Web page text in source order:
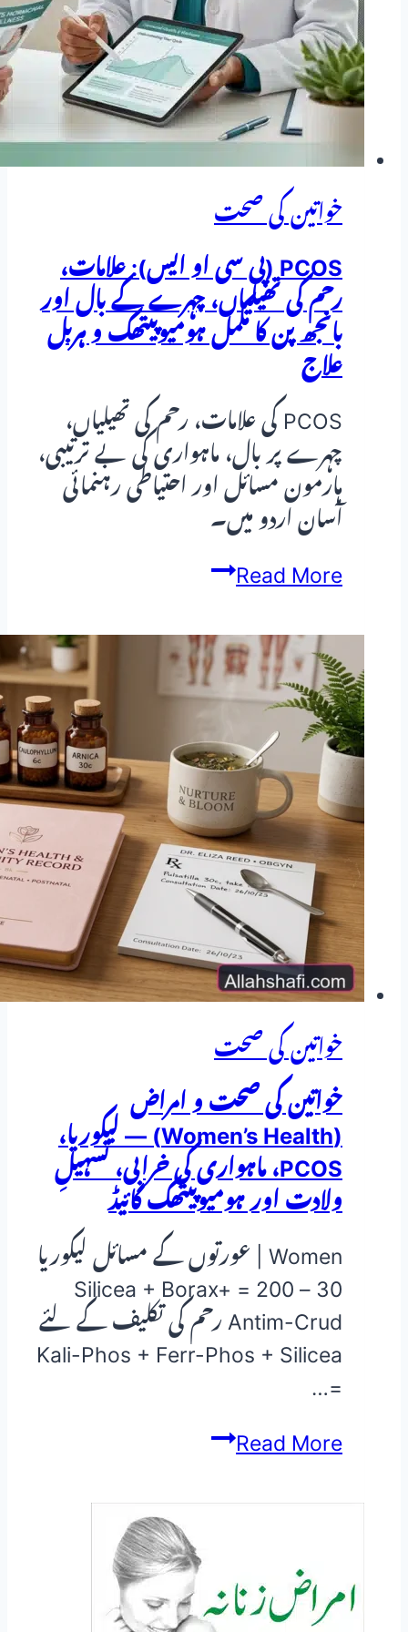
خواتین کی صحت
PCOS (پی سی او ایس): علامات،
رحم کی تھیلیاں، چہرے کے بال اور
بانجھ پن کا مکمل ہومیوپیتھک و ہربل
علاج
PCOS کی علامات، رحم کی تھیلیاں،
چہرے پر بال، ماہواری کی بے ترتیبی،
ہارمون مسائل اور احتیاطی رہنمائی
آسان اردو میں۔
Read More
PCOS
سی
او
ایس):
علامات،
رحم
کی
تھیلیاں،
چہرے
کے
بال
اور
بانجھ
کا
مکمل
ہومیوپیتھک
و
ہربل
خواتین کی صحت
خواتین کی صحت و امراض
(Women’s Health) — لیکوریا،
PCOS، ماہواری کی خرابی، تسہیلِ
ولادت اور ہومیوپیتھک گائیڈ
Women | عورتوں کے مسائل لیکوریا
30 – 200 = Silicea + Borax+
Antim-Crud رحم کی تکلیف کے لئے
Kali-Phos + Ferr-Phos + Silicea
=…
Read Moreخواتین
امراض
(Women’s